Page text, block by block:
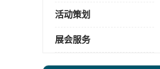
活动策划
展会服务